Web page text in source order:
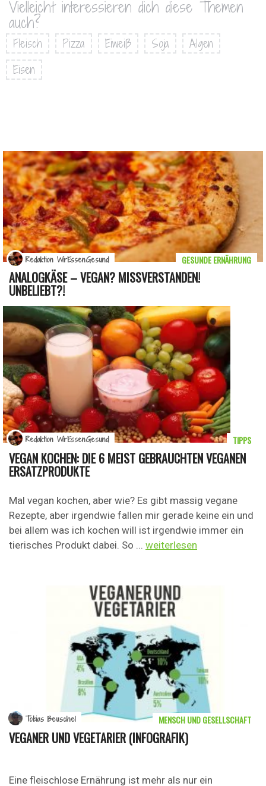
Vielleicht interessieren dich diese Themen
auch?
Fleisch Pizza Eiweiß Soja
Algen
Eisen
ANALOGKÄSE – VEGAN? MISSVERSTANDEN!
UNBELIEBT?!
GESUNDE ERNÄHRUNG
Redaktion WirEssenGesund
VEGAN KOCHEN: DIE 6 MEIST GEBRAUCHTEN VEGANEN
ERSATZPRODUKTE
Mal vegan kochen, aber wie? Es gibt massig vegane
Rezepte, aber irgendwie fallen mir gerade keine ein und
bei allem was ich kochen will ist irgendwie immer ein
tierisches Produkt dabei. So ... weiterlesen
TIPPS
Redaktion WirEssenGesund
VEGANER UND VEGETARIER (INFOGRAFIK)
Eine fleischlose Ernährung ist mehr als nur ein
MENSCH UND GESELLSCHAFT
Tobias Beuschel